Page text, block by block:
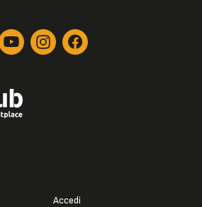
Accedi